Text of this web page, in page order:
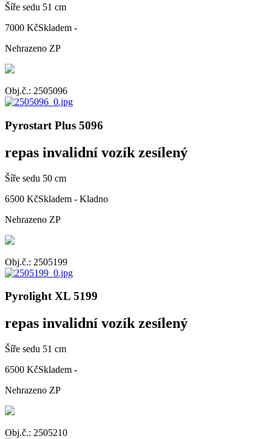
Šíře sedu 51 cm
7000 KčSkladem -
Nehrazeno ZP
Obj.č.: 2505096
Pyrostart Plus 5096
repas invalidní vozík zesílený
Šíře sedu 50 cm
6500 KčSkladem - Kladno
Nehrazeno ZP
Obj.č.: 2505199
Pyrolight XL 5199
repas invalidní vozík zesílený
Šíře sedu 51 cm
6500 KčSkladem -
Nehrazeno ZP
Obj.č.: 2505210